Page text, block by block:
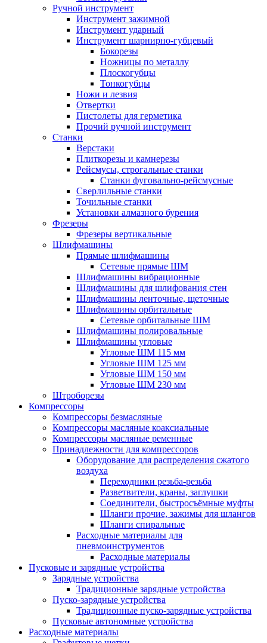
Ручной инструмент
Инструмент зажимной
Инструмент ударный
Инструмент шарнирно-губцевый
Бокорезы
Ножницы по металлу
Плоскогубцы
Тонкогубцы
Ножи и лезвия
Отвертки
Пистолеты для герметика
Прочий ручной инструмент
Станки
Верстаки
Плиткорезы и камнерезы
Рейсмусы, строгальные станки
Станки фуговально-рейсмусные
Сверлильные станки
Точильные станки
Установки алмазного бурения
Фрезеры
Фрезеры вертикальные
Шлифмашины
Прямые шлифмашины
Сетевые прямые ШМ
Шлифмашины вибрационные
Шлифмашины для шлифования стен
Шлифмашины ленточные, щеточные
Шлифмашины орбитальные
Сетевые орбитальные ШМ
Шлифмашины полировальные
Шлифмашины угловые
Угловые ШМ 115 мм
Угловые ШМ 125 мм
Угловые ШМ 150 мм
Угловые ШМ 230 мм
Штроборезы
Компрессоры
Компрессоры безмасляные
Компрессоры масляные коаксиальные
Компрессоры масляные ременные
Принадлежности для компрессоров
Оборудование для распределения сжатого
воздуха
Переходники резьба-резьба
Разветвители, краны, заглушки
Соединители, быстросъёмные муфты
Шланги прочие, зажимы для шлангов
Шланги спиральные
Расходные материалы для
пневмоинструментов
Расходные материалы
Пусковые и зарядные устройства
Зарядные устройства
Традиционные зарядные устройства
Пуско-зарядные устройства
Традиционные пуско-зарядные устройства
Пусковые автономные устройства
Расходные материалы